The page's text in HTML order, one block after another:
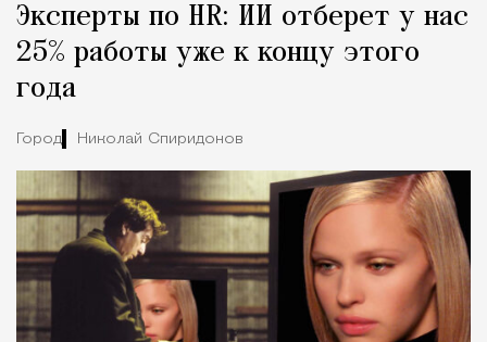
Город
Эксперты по HR: ИИ отберет у нас
25% работы уже к концу этого
года
Город Николай Спиридонов